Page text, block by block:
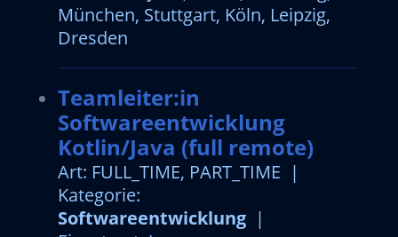
München, Stuttgart, Köln, Leipzig,
Dresden
Teamleiter:in
Softwareentwicklung
Kotlin/Java (full remote)
Art: FULL_TIME, PART_TIME |
Kategorie:
Softwareentwicklung|